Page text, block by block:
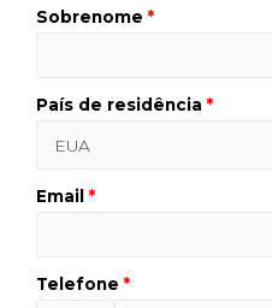
Sobrenome *
País de residência *
Email *
Telefone *